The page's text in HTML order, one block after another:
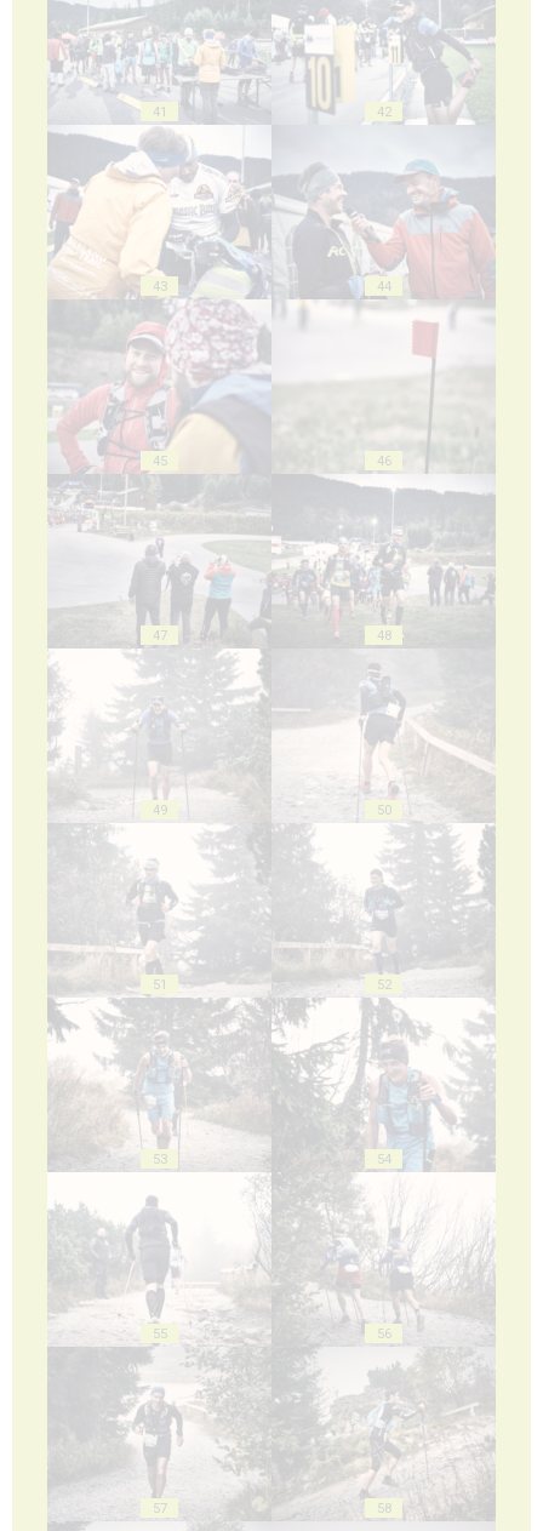
41 42
43 44
45 46
47 48
49 50
51 52
53 54
55 56
57 58